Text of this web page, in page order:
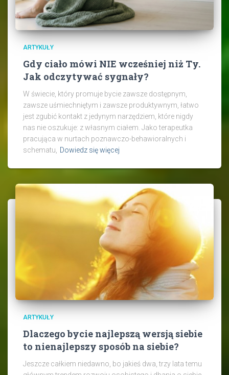
ARTYKUŁY
Gdy ciało mówi NIE wcześniej niż Ty.
Jak odczytywać sygnały?
W świecie, który promuje bycie zawsze dostępnym,
zawsze uśmiechniętym i zawsze produktywnym, łatwo
jest zgubić kontakt z jedynym narzędziem, które nigdy
nas nie oszukuje: z własnym ciałem. Jako terapeutka
pracująca w nurtach poznawczo-behawioralnych i
schematu,
Dowiedz się więcej
ARTYKUŁY
Dlaczego bycie najlepszą wersją siebie
to nienajlepszy sposób na siebie?
Jeszcze całkiem niedawno, bo jakieś dwa, trzy lata temu